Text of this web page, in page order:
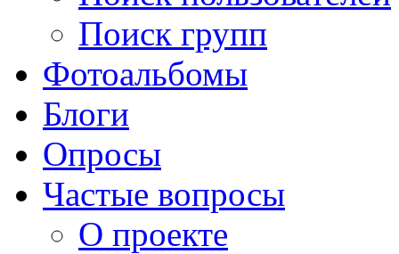
Поиск групп
Фотоальбомы
Блоги
Опросы
Частые вопросы
О проекте